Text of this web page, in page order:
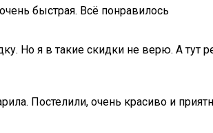
быстрая. Всё понравилось
Но я в такие скидки не верю. А тут
Постелили, очень красиво и